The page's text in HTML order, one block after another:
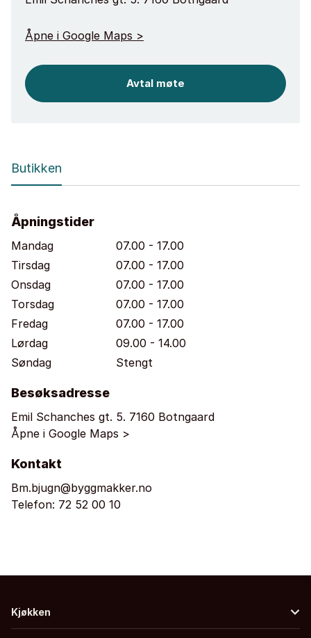
Åpne i Google Maps >
Avtal møte
Butikken
Åpningstider
Mandag
07.00 - 17.00
Tirsdag
07.00 - 17.00
Onsdag
07.00 - 17.00
Torsdag
07.00 - 17.00
Fredag
07.00 - 17.00
Lørdag
09.00 - 14.00
Søndag
Stengt
Besøksadresse
Emil Schanches gt. 5. 7160 Botngaard
Åpne i Google Maps >
Kontakt
Bm.bjugn@byggmakker.no
Telefon: 72 52 00 10
Kjøkken